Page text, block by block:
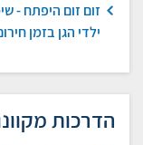
זום זום היפתח -
ילדי הגן בזמן
הדרכות